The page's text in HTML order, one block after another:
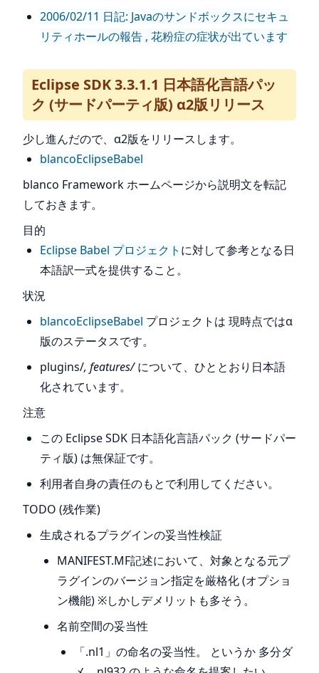
2006/02/11 日記: Javaのサンドボックスにセキュ
リティホールの報告 , 花粉症の症状が出ています
Eclipse SDK 3.3.1.1 日本語化言語パッ
ク (サードパーティ版) α2版リリース
少し進んだので、α2版をリリースします。
blancoEclipseBabel
blanco Framework ホームページから説明文を転記
しておきます。
目的
Eclipse Babel プロジェクト に対して参考となる日
本語訳一式を提供すること。
状況
blancoEclipseBabel プロジェクトは 現時点ではα
版のステータスです。
plugins/, features/について、ひととおり日本語
化されています。
注意
この Eclipse SDK 日本語化言語パック (サードパー
ティ版) は無保証です。
利用者自身の責任のもとで利用してください。
TODO (残作業)
生成されるプラグインの妥当性検証
MANIFEST.MF記述において、対象となる元プ
ラグインのバージョン指定を厳格化 (オプショ
ン機能) ※しかしデメリットも多そう。
名前空間の妥当性
「.nl1」の命名の妥当性。 というか 多分ダ